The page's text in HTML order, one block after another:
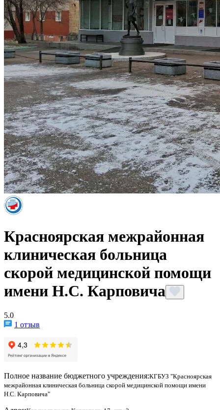
Красноярская межрайонная
клиническая больница
скорой медицинской помощи
имени Н.С. Карповича
5.0
1 отзыв
Полное название бюджетного учреждения:КГБУЗ "Красноярская
межрайонная клиническая больница скорой медицинской помощи имени
Н.С. Карповича"